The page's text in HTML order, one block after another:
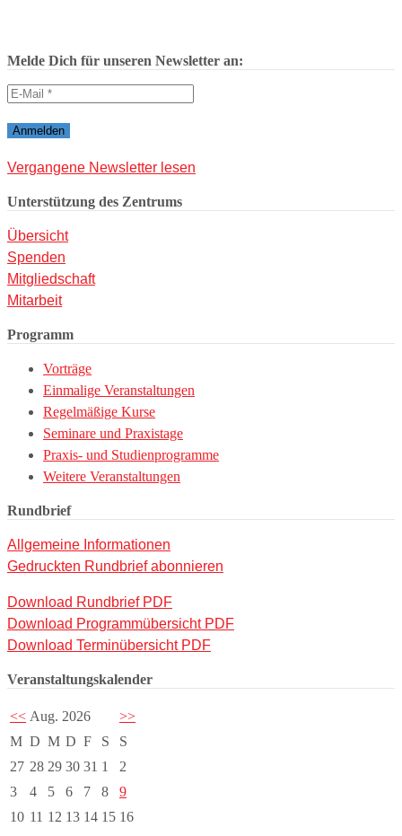
Melde Dich für unseren Newsletter an:
Vergangene Newsletter lesen
Unterstützung des Zentrums
Übersicht
Spenden
Mitgliedschaft
Mitarbeit
Programm
Vorträge
Einmalige Veranstaltungen
Regelmäßige Kurse
Seminare und Praxistage
Praxis- und Studienprogramme
Weitere Veranstaltungen
Rundbrief
Allgemeine Informationen
Gedruckten Rundbrief abonnieren
Download Rundbrief PDF
Download Programmübersicht PDF
Download Terminübersicht PDF
Veranstaltungskalender
<< Aug. 2026
>>
M D M D F S
S
27 28 29 30 31 1
2
3
4 5 6 7 8
9
10 11 12 13 14 15 16